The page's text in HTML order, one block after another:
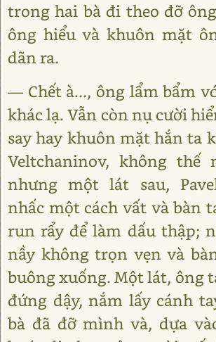
trong hai bà đi theo đỡ
ông hiểu và khuôn mặt
dãn ra.
— Chết à..., ông lẩm bẩm
khác lạ. Vẫn còn nụ cười
say hay khuôn mặt hắn ta
Veltchaninov, không thế
nhưng một lát sau,
nhấc một cách vất và bàn
run rẩy để làm dấu thập;
nầy không trọn vẹn và
buông xuống. Một lát, ông
đứng dậy, nắm lấy cánh
bà đã đỡ mình và, dựa